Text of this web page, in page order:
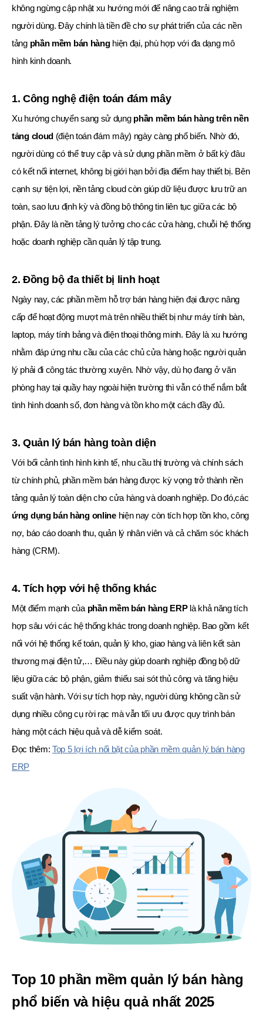
không ngừng cập nhật xu hướng mới để nâng cao trải nghiệm
người dùng. Đây chính là tiền đề cho sự phát triển của các nền
tảng phần mềm bán hànghiện đại, phù hợp với đa dạng mô
hình kinh doanh.
1. Công nghệ điện toán đám mây
Xu hướng chuyển sang sử dụng phần mềm bán hàng trên nền
tảng cloud (điện toán đám mây) ngày càng phổ biến. Nhờ đó,
người dùng có thể truy cập và sử dụng phần mềm ở bất kỳ đâu
có kết nối internet, không bị giới hạn bởi địa điểm hay thiết bị. Bên
cạnh sự tiện lợi, nền tảng cloud còn giúp dữ liệu được lưu trữ an
toàn, sao lưu định kỳ và đồng bộ thông tin liên tục giữa các bộ
phận. Đây là nền tảng lý tưởng cho các cửa hàng, chuỗi hệ thống
hoặc doanh nghiệp cần quản lý tập trung.
2. Đồng bộ đa thiết bị linh hoạt
Ngày nay, các phần mềm hỗ trợ bán hàng hiện đại được nâng
cấp để hoạt động mượt mà trên nhiều thiết bị như máy tính bàn,
laptop, máy tính bảng và điện thoại thông minh. Đây là xu hướng
nhằm đáp ứng nhu cầu của các chủ cửa hàng hoặc người quản
lý phải đi công tác thường xuyên. Nhờ vậy, dù họ đang ở văn
phòng hay tại quầy hay ngoài hiện trường thì vẫn có thể nắm bắt
tình hình doanh số, đơn hàng và tồn kho một cách đầy đủ.
3. Quản lý bán hàng toàn diện
Với bối cảnh tình hình kinh tế, nhu cầu thị trường và chính sách
từ chính phủ, phần mềm bán hàng được kỳ vọng trở thành nền
tảng quản lý toàn diện cho cửa hàng và doanh nghiệp. Do đó,các
ứng dụng bán hàng online hiện nay còn tích hợp tồn kho, công
nợ, báo cáo doanh thu, quản lý nhân viên và cả chăm sóc khách
hàng (CRM).
4. Tích hợp với hệ thống khác
Một điểm mạnh của phần mềm bán hàng ERPlà khả năng tích
hợp sâu với các hệ thống khác trong doanh nghiệp. Bao gồm kết
nối với hệ thống kế toán, quản lý kho, giao hàng và liên kết sàn
thương mại điện tử,… Điều này giúp doanh nghiệp đồng bộ dữ
liệu giữa các bộ phận, giảm thiểu sai sót thủ công và tăng hiệu
suất vận hành. Với sự tích hợp này, người dùng không cần sử
dụng nhiều công cụ rời rạc mà vẫn tối ưu được quy trình bán
hàng một cách hiệu quả và dễ kiểm soát.
Đọc thêm: Top 5 lợi ích nổi bật của phần mềm quản lý bán hàng
ERP
Top 10 phần mềm quản lý bán hàng
phổ biến và hiệu quả nhất 2025